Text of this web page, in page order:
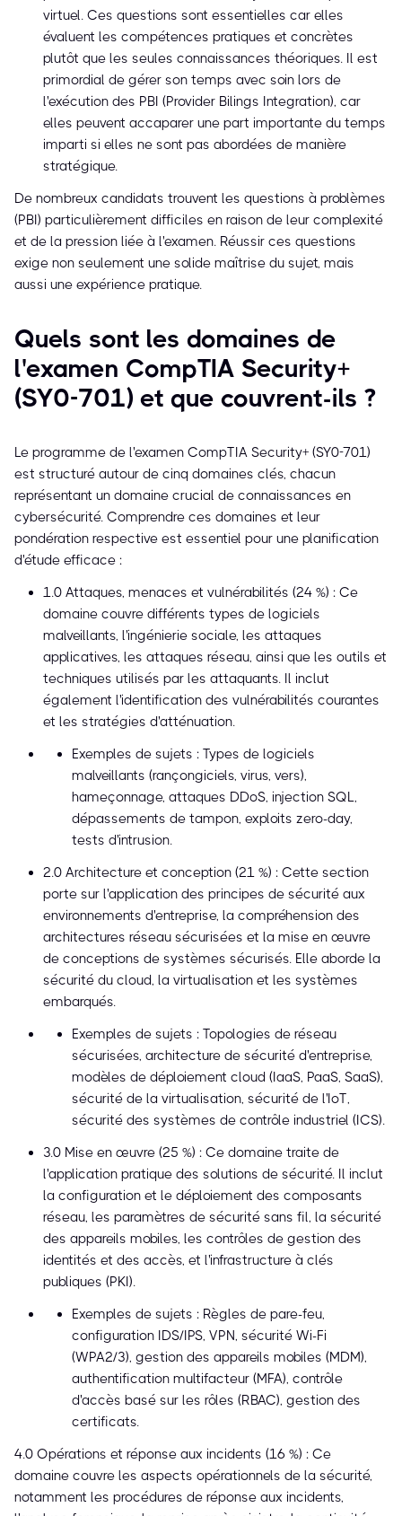
virtuel. Ces questions sont essentielles car elles
évaluent les compétences pratiques et concrètes
plutôt que les seules connaissances théoriques. Il est
primordial de gérer son temps avec soin lors de
l'exécution des PBI (Provider Bilings Integration), car
elles peuvent accaparer une part importante du temps
imparti si elles ne sont pas abordées de manière
stratégique.
De nombreux candidats trouvent les questions à problèmes
(PBI) particulièrement difficiles en raison de leur complexité
et de la pression liée à l'examen. Réussir ces questions
exige non seulement une solide maîtrise du sujet, mais
aussi une expérience pratique.
Quels sont les domaines de
l'examen CompTIA Security+
(SY0-701) et que couvrent-ils ?
Le programme de l'examen CompTIA Security+ (SY0-701)
est structuré autour de cinq domaines clés, chacun
représentant un domaine crucial de connaissances en
cybersécurité. Comprendre ces domaines et leur
pondération respective est essentiel pour une planification
d'étude efficace :
1.0 Attaques, menaces et vulnérabilités (24 %) : Ce
domaine couvre différents types de logiciels
malveillants, l'ingénierie sociale, les attaques
applicatives, les attaques réseau, ainsi que les outils et
techniques utilisés par les attaquants. Il inclut
également l'identification des vulnérabilités courantes
et les stratégies d'atténuation.
Exemples de sujets : Types de logiciels
malveillants (rançongiciels, virus, vers),
hameçonnage, attaques DDoS, injection SQL,
dépassements de tampon, exploits zero-day,
tests d'intrusion.
2.0 Architecture et conception (21 %) : Cette section
porte sur l'application des principes de sécurité aux
environnements d'entreprise, la compréhension des
architectures réseau sécurisées et la mise en œuvre
de conceptions de systèmes sécurisés. Elle aborde la
sécurité du cloud, la virtualisation et les systèmes
embarqués.
Exemples de sujets : Topologies de réseau
sécurisées, architecture de sécurité d'entreprise,
modèles de déploiement cloud (IaaS, PaaS, SaaS),
sécurité de la virtualisation, sécurité de l'IoT,
sécurité des systèmes de contrôle industriel (ICS).
3.0 Mise en œuvre (25 %) : Ce domaine traite de
l'application pratique des solutions de sécurité. Il inclut
la configuration et le déploiement des composants
réseau, les paramètres de sécurité sans fil, la sécurité
des appareils mobiles, les contrôles de gestion des
identités et des accès, et l'infrastructure à clés
publiques (PKI).
Exemples de sujets : Règles de pare-feu,
configuration IDS/IPS, VPN, sécurité Wi-Fi
(WPA2/3), gestion des appareils mobiles (MDM),
authentification multifacteur (MFA), contrôle
d'accès basé sur les rôles (RBAC), gestion des
certificats.
4.0 Opérations et réponse aux incidents (16 %) : Ce
domaine couvre les aspects opérationnels de la sécurité,
notamment les procédures de réponse aux incidents,